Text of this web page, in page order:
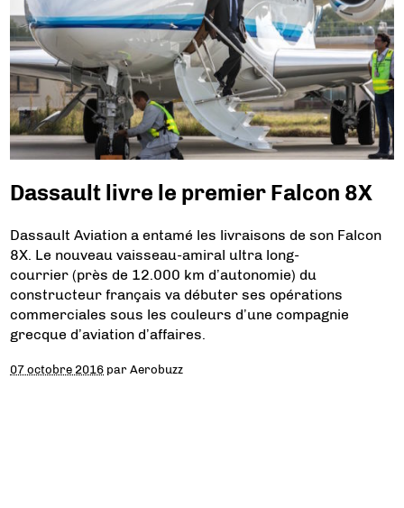
Dassault livre le premier Falcon 8X
Dassault Aviation a entamé les livraisons de son Falcon
8X. Le nouveau vaisseau-amiral ultra long-
courrier (près de 12.000 km d’autonomie) du
constructeur français va débuter ses opérations
commerciales sous les couleurs d’une compagnie
grecque d’aviation d’affaires.
07 octobre 2016 parAerobuzz